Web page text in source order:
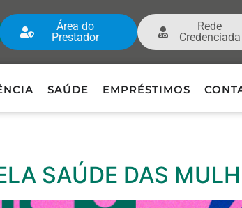
Área do
Prestador
Rede
Credenciada
SAÚDE EMPRÉSTIMOS
SAÚDE DAS